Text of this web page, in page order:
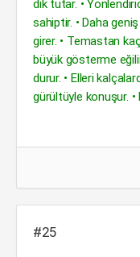
dik tutar. •
sahiptir. • Daha geniş
girer. • Temastan
büyük gösterme
durur. • Elleri
gürültüyle konuşur.
#25